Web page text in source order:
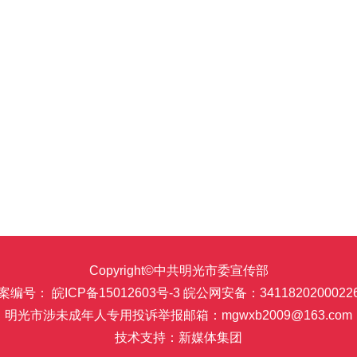
Copyright©中共明光市委宣传部
编号： 皖ICP备15012603号-3皖公网安备：
明光市涉未成年人专用投诉举报邮箱：mgwxb2009@163.com
技术支持：新媒体集团